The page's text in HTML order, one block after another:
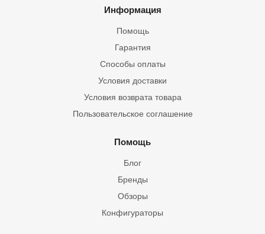
Информация
Помощь
Гарантия
Способы оплаты
Условия доставки
Условия возврата товара
Пользовательское соглашение
Помощь
Блог
Бренды
Обзоры
Конфигураторы